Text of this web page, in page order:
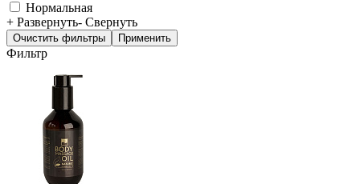
Нормальная
+ Развернуть- Свернуть
Фильтр